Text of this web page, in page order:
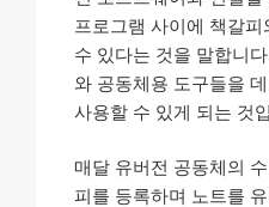
프로그램 사이에 책갈
수 있다는 것을 말합니
와 공동체용 도구들을
사용할 수 있게 되는 것
매달 유버전 공동체의
피를 등록하며 노트를